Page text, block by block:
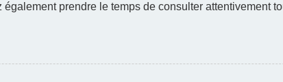
prendre le temps de consulter attentivement